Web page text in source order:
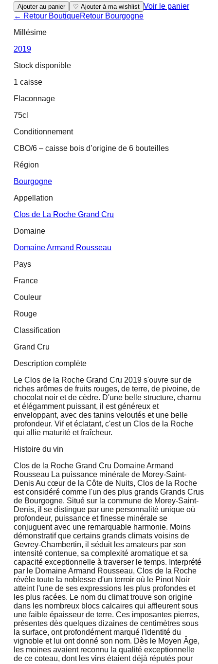
Ajouter au panier ♡ Ajouter à ma wishlist Voir le panier
← Retour BoutiqueRetour Bourgogne
Millésime
2019
Stock disponible
1 caisse
Flaconnage
75cl
Conditionnement
CBO/6 – caisse bois d’origine de 6 bouteilles
Région
Bourgogne
Appellation
Clos de La Roche Grand Cru
Domaine
Domaine Armand Rousseau
Pays
France
Couleur
Rouge
Classification
Grand Cru
Description complète
Le Clos de la Roche Grand Cru 2019 s'ouvre sur de
riches arômes de fruits rouges, de terre, de pivoine, de
chocolat noir et de cèdre. D'une belle structure, charnu
et élégamment puissant, il est généreux et
enveloppant, avec des tanins veloutés et une belle
profondeur. Vif et éclatant, c'est un Clos de la Roche
qui allie maturité et fraîcheur.
Histoire du vin
Clos de la Roche Grand Cru Domaine Armand
Rousseau La puissance minérale de Morey-Saint-
Denis Au cœur de la Côte de Nuits, Clos de la Roche
est considéré comme l'un des plus grands Grands Crus
de Bourgogne. Situé sur la commune de Morey-Saint-
Denis, il se distingue par une personnalité unique où
profondeur, puissance et finesse minérale se
conjuguent avec une remarquable harmonie. Moins
démonstratif que certains grands climats voisins de
Gevrey-Chambertin, il séduit les amateurs par son
intensité contenue, sa complexité aromatique et sa
capacité exceptionnelle à traverser le temps. Interprété
par le Domaine Armand Rousseau, Clos de la Roche
révèle toute la noblesse d'un terroir où le Pinot Noir
atteint l'une de ses expressions les plus profondes et
les plus racées. Le nom du climat trouve son origine
dans les nombreux blocs calcaires qui affleurent sous
une faible épaisseur de terre. Ces imposantes pierres,
présentes dès quelques dizaines de centimètres sous
la surface, ont profondément marqué l'identité du
vignoble et lui ont donné son nom. Dès le Moyen Âge,
les moines avaient reconnu la qualité exceptionnelle
de ce coteau, dont les vins étaient déjà réputés pour